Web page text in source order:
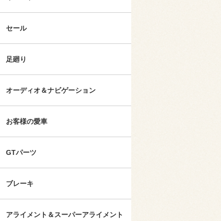
セール
足廻り
オーディオ＆ナビゲーション
お客様の愛車
GTパーツ
ブレーキ
アライメント＆スーパーアライメント